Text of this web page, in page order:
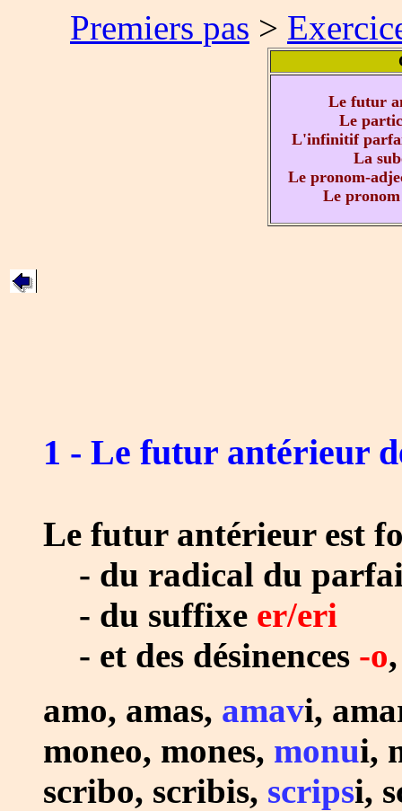
Premiers pas >
Le futur
Le
L'infinitif
La
Le pronom-
Le
1 - Le futur antérieur
Le futur antérieur est
- du radical du
- du suffixe er/eri
- et des désinences -o
amo, amas, amavi,
moneo, mones, monui,
scribo, scribis, scripsi,